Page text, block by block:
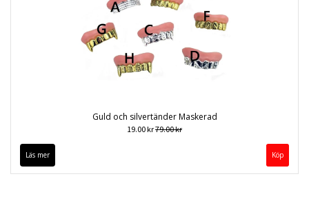
Guld och silvertänder Maskerad
19.00 kr79.00 kr
Läs mer Köp